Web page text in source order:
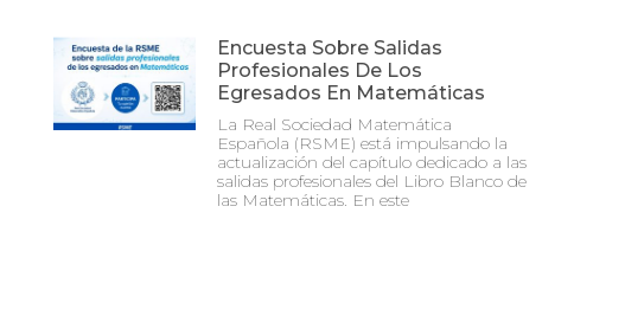
Encuesta Sobre Salidas
Profesionales De Los
Egresados En Matemáticas
La Real Sociedad Matemática
Española (RSME) está impulsando la
actualización del capítulo dedicado a las
salidas profesionales del Libro Blanco de
las Matemáticas. En este